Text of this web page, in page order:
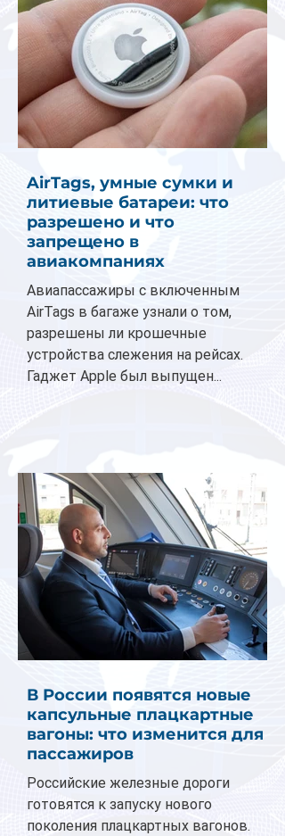
AirTags, умные сумки и
литиевые батареи: что
разрешено и что
запрещено в
авиакомпаниях
Авиапассажиры с включенным
AirTags в багаже узнали о том,
разрешены ли крошечные
устройства слежения на рейсах.
Гаджет Apple был выпущен...
В России появятся новые
капсульные плацкартные
вагоны: что изменится для
пассажиров
Российские железные дороги
готовятся к запуску нового
поколения плацкартных вагонов.